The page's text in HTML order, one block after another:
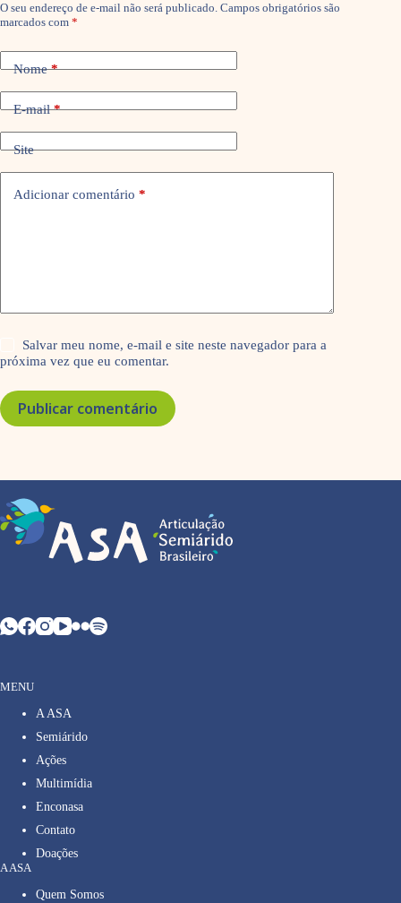
O seu endereço de e-mail não será publicado. Campos obrigatórios são
marcados com *
Nome*
E-mail*
Site
Adicionar comentário *
Salvar meu nome, e-mail e site neste navegador para a
próxima vez que eu comentar.
Publicar comentário
MENU
A ASA
Semiárido
Ações
Multimídia
Enconasa
Contato
Doações
A ASA
Quem Somos